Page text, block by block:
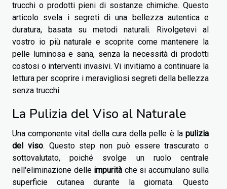
trucchi o prodotti pieni di sostanze chimiche. Questo
articolo svela i segreti di una bellezza autentica e
duratura, basata su metodi naturali. Rivolgetevi al
vostro io più naturale e scoprite come mantenere la
pelle luminosa e sana, senza la necessità di prodotti
costosi o interventi invasivi. Vi invitiamo a continuare la
lettura per scoprire i meravigliosi segreti della bellezza
senza trucchi.
La Pulizia del Viso al Naturale
Una componente vital della cura della pelle è la pulizia
del viso. Questo step non può essere trascurato o
sottovalutato, poiché svolge un ruolo centrale
nell'eliminazione delle impurità che si accumulano sulla
superficie cutanea durante la giornata. Questo